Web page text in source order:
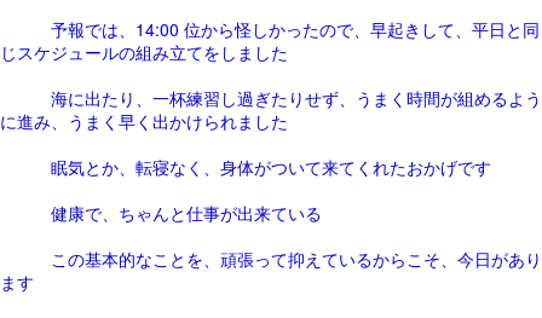
予報では、14:00 位から怪しかったので、早起きして、平日と同
じスケジュールの組み立てをしました
海に出たり、一杯練習し過ぎたりせず、うまく時間が組めるよう
に進み、うまく早く出かけられました
眠気とか、転寝なく、身体がついて来てくれたおかげです
健康で、ちゃんと仕事が出来ている
この基本的なことを、頑張って抑えているからこそ、今日があり
ます